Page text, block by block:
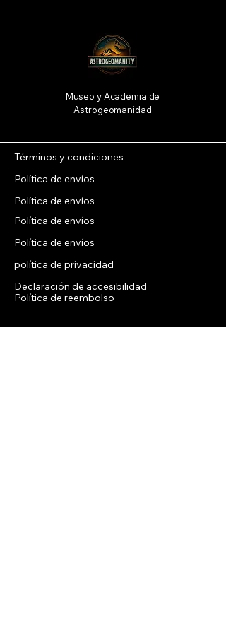
Museo y Academia de
Astrogeomanidad
Términos y condiciones
Política de envíos
Política de envíos
Política de envíos
Política de envíos
política de privacidad
Declaración de accesibilidad
Política de reembolso